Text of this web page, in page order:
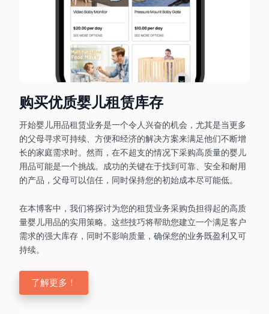
购买优质婴儿租赁库存
开始婴儿用品租赁业务是一个令人兴奋的机会，尤其是当更多
的父母寻求可持续、方便和经济的解决方案来满足他们不断增
长的家庭需求时。然而，在不超支的情况下采购高质量的婴儿
用品可能是一个挑战。成功的关键在于找到可靠、安全和耐用
的产品，父母可以信任，同时保持您的初始成本尽可能低。
在本博客中，我们将探讨为您的租赁业务采购负担得起的高质
量婴儿用品的实用策略。这些技巧将帮助您建立一个满足客户
需求的强大库存，同时不影响质量，确保您的业务既盈利又可
持续。
了解更多！